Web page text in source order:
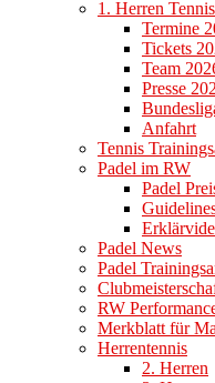
1. Herren
Termine
Tickets
Team
Presse
Anfahrt
Tennis
Padel im RW
Padel
Padel News
Padel
RW
Merkblatt für
Herrentennis
2. Herren